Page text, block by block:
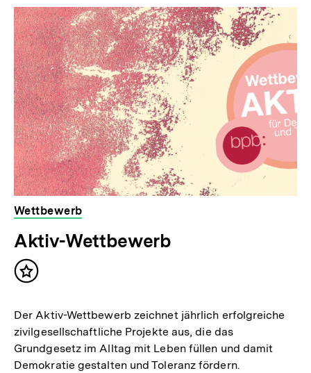
Wettbewerb
Aktiv-Wettbewerb
Inhalt
Der Aktiv-Wettbewerb zeichnet jährlich erfolgreiche
zivilgesellschaftliche Projekte aus, die das
Grundgesetz im Alltag mit Leben füllen und damit
Demokratie gestalten und Toleranz fördern.